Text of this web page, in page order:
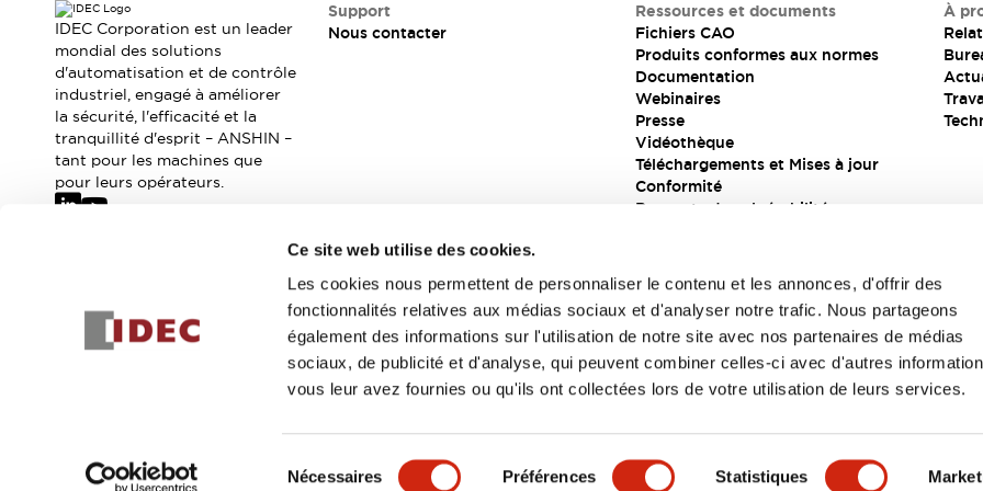
Ce site web utilise des cookies.
Les cookies nous permettent de personnaliser le contenu et les annonces, d'offrir des
fonctionnalités relatives aux médias sociaux et d'analyser notre trafic. Nous partageons
également des informations sur l'utilisation de notre site avec nos partenaires de médias
sociaux, de publicité et d'analyse, qui peuvent combiner celles-ci avec d'autres
vous leur avez fournies ou qu'ils ont collectées lors de votre utilisation de leurs services.
Nécessaires Préférences Statistiques
Où acheter
Distributeurs en ligne
DÉTAILS DU PRODUIT CARACTÉRISTIQUES CLÉS SPÉCIFICATIONS
IDEC Corporation est un leader
mondial des solutions
d'automatisation et de contrôle
industriel, engagé à améliorer
la sécurité, l'efficacité et la
tranquillité d'esprit – ANSHIN –
tant pour les machines que
pour leurs opérateurs.
Support
Nous contacter
Ressources et documents
Fichiers CAO
Produits conformes aux normes
Documentation
Webinaires
Presse
Vidéothèque
Téléchargements et Mises à jour
Conformité
Rapports de vulnérabilité
À
Inscrivez-vous
Politique de confidentialitéConditions générales